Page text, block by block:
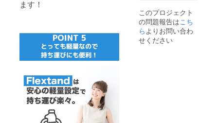
ます！
このプロジェクト
の問題報告はこち
ら よりお問い合わ
せください